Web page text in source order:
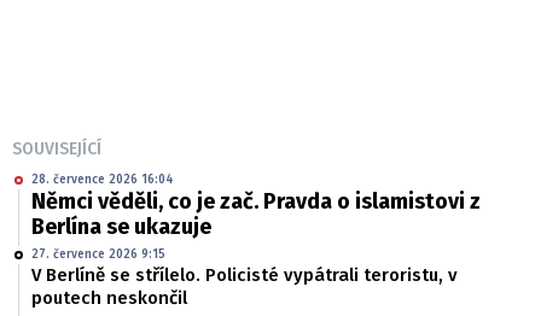
SOUVISEJÍCÍ
28. července 2026 16:04
Němci věděli, co je zač. Pravda o islamistovi z
Berlína se ukazuje
27. července 2026 9:15
V Berlíně se střílelo. Policisté vypátrali teroristu, v
poutech neskončil